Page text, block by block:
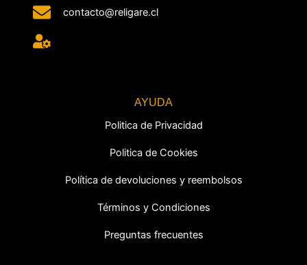
contacto@religare.cl
AYUDA
Politica de Privacidad
Politica de Cookies
Política de devoluciones y reembolsos
Términos y Condiciones
Preguntas frecuentes